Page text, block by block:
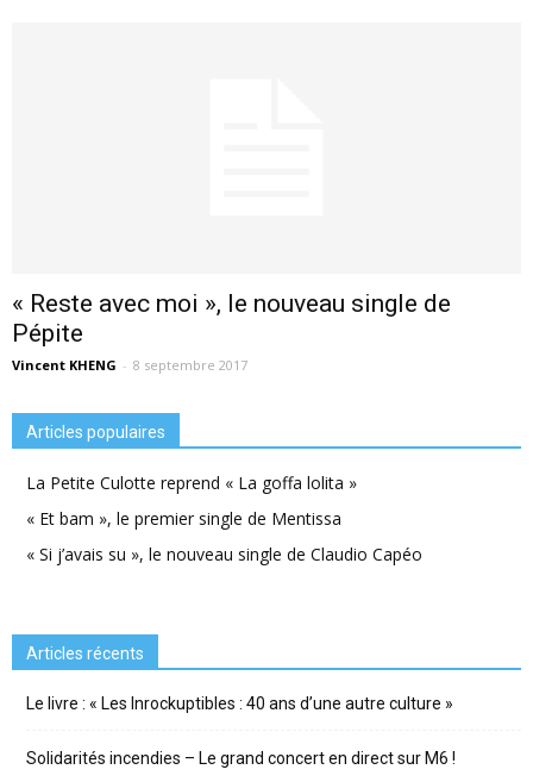
« Reste avec moi », le nouveau single de
Pépite
Vincent KHENG - 8 septembre 2017
Articles populaires
La Petite Culotte reprend « La goffa lolita »
« Et bam », le premier single de Mentissa
« Si j’avais su », le nouveau single de Claudio Capéo
Articles récents
Le livre : « Les Inrockuptibles : 40 ans d’une autre culture »
Solidarités incendies – Le grand concert en direct sur M6 !